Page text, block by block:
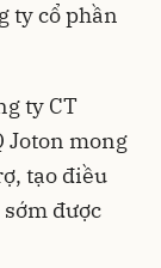
ty cổ phần
ty CT
Joton mong
tạo điều
được